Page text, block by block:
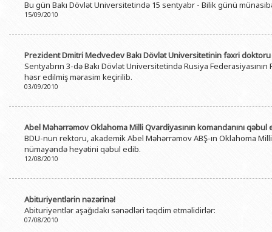
Bu gün Bakı Dövlət Universitetində 15 sentyabr - Bilik günü
15/09/2010
Prezident Dmitri Medvedev Bakı Dövlət Universitetinin fəxri
Sentyabrın 3-də Bakı Dövlət Universitetində Rusiya
həsr edilmiş mərasim keçirilib.
03/09/2010
Abel Məhərrəmov Oklahoma Milli Qvardiyasının komandanını qəbul
BDU-nun rektoru, akademik Abel Məhərrəmov ABŞ-ın Oklahoma
nümayəndə heyətini qəbul edib.
12/08/2010
Abituriyentlərin nəzərinə!
Abituriyentlər aşağıdakı sənədləri təqdim etməlidirlər:
07/08/2010